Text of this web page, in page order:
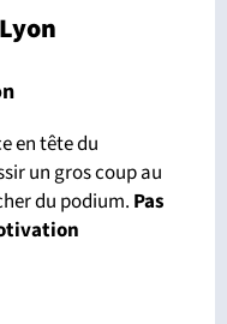
en tête du
un gros coup au
du podium. Pas